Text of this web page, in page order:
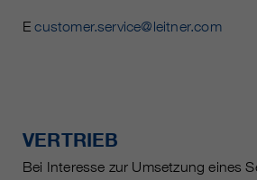
Ecustomer.service@leitner.com
VERTRIEB
Bei Interesse zur Umsetzung eines